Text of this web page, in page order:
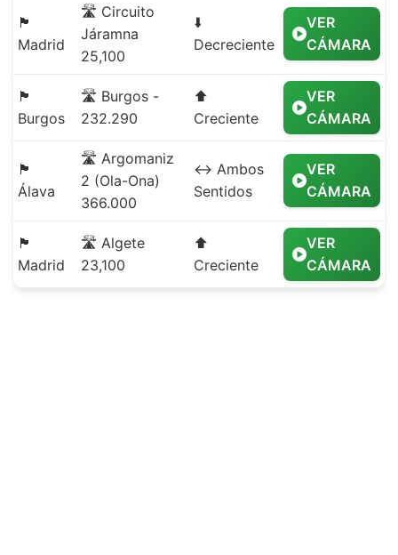
🏴
Madrid
🛣️ Circuito
Járamna
25,100
⬇️
Decreciente
VER
CÁMARA
🏴
Burgos
🛣️ Burgos -
232.290
⬆️
Creciente
VER
CÁMARA
🏴
Álava
🛣️ Argomaniz
2 (Ola-Ona)
366.000
↔️ Ambos
Sentidos
VER
CÁMARA
🏴
Madrid
🛣️ Algete
23,100
⬆️
Creciente
VER
CÁMARA